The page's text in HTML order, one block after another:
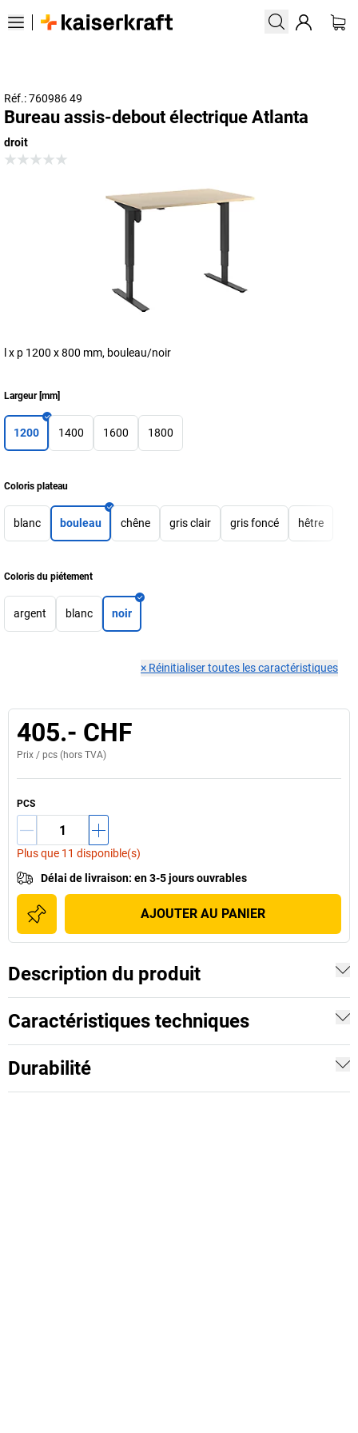
Réf.: 760986 49
Bureau assis-debout électrique Atlanta
droit
l x p 1200 x 800 mm, bouleau/noir
Largeur[mm]
1200 1400 1600 1800
Coloris plateau
blanc bouleau chêne gris clair gris foncé hêtre
Coloris du piétement
argent blanc noir
× Réinitialiser toutes les caractéristiques
405.- CHF
Prix / pcs (hors TVA)
PCS
Plus que 11 disponible(s)
Délai de livraison: en 3-5 jours ouvrables
AJOUTER AU PANIER
Description du produit
Caractéristiques techniques
Durabilité